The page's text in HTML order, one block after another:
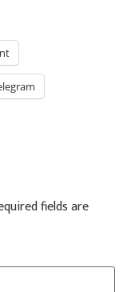
fields are